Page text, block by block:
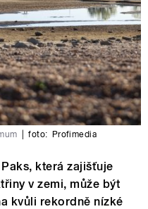
foto: Profimedia
která zajišťuje
v zemi, může být
kvůli rekordně nízké